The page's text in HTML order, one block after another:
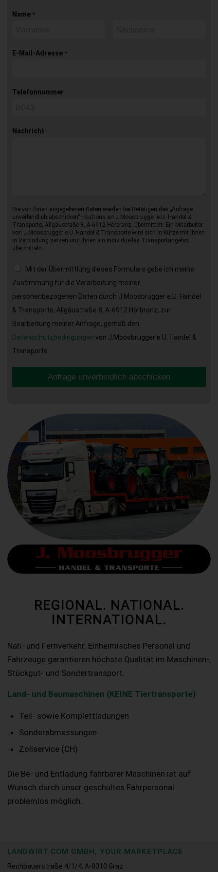
Name *
E-Mail-Adresse *
Telefonnummer
Nachricht
Die von Ihnen angegebenen Daten werden bei Betätigen des „Anfrage
unverbindlich abschicken“–Buttons an J.Moosbrugger e.U. Handel &
Transporte, Allgäustraße 8, A-6912 Hörbranz, übermittelt. Ein Mitarbeiter
von J.Moosbrugger e.U. Handel & Transporte wird sich in Kürze mit Ihnen
in Verbindung setzen und Ihnen ein individuelles Transportangebot
übermitteln.
Mit der Übermittlung dieses Formulars gebe ich meine
Zustimmung für die Verarbeitung meiner
personenbezogenen Daten durch J.Moosbrugger e.U. Handel
& Transporte, Allgäustraße 8, A-6912 Hörbranz, zur
Bearbeitung meiner Anfrage, gemäß den
Datenschutzbedingungen von J.Moosbrugger e.U. Handel &
Transporte.
Anfrage unverbindlich abschicken
REGIONAL. NATIONAL.
INTERNATIONAL.
Nah- und Fernverkehr. Einheimisches Personal und
Fahrzeuge garantieren höchste Qualität im Maschinen-,
Stückgut- und Sondertransport.
Land- und Baumaschinen (KEINE Tiertransporte)
Teil- sowie Komplettladungen
Sonderabmessungen
Zollservice (CH)
Die Be- und Entladung fahrbarer Maschinen ist auf
Wunsch durch unser geschultes Fahrpersonal
problemlos möglich.
LANDWIRT.COM GMBH, YOUR MARKETPLACE
Rechbauerstraße 4/1/4, A-8010 Graz